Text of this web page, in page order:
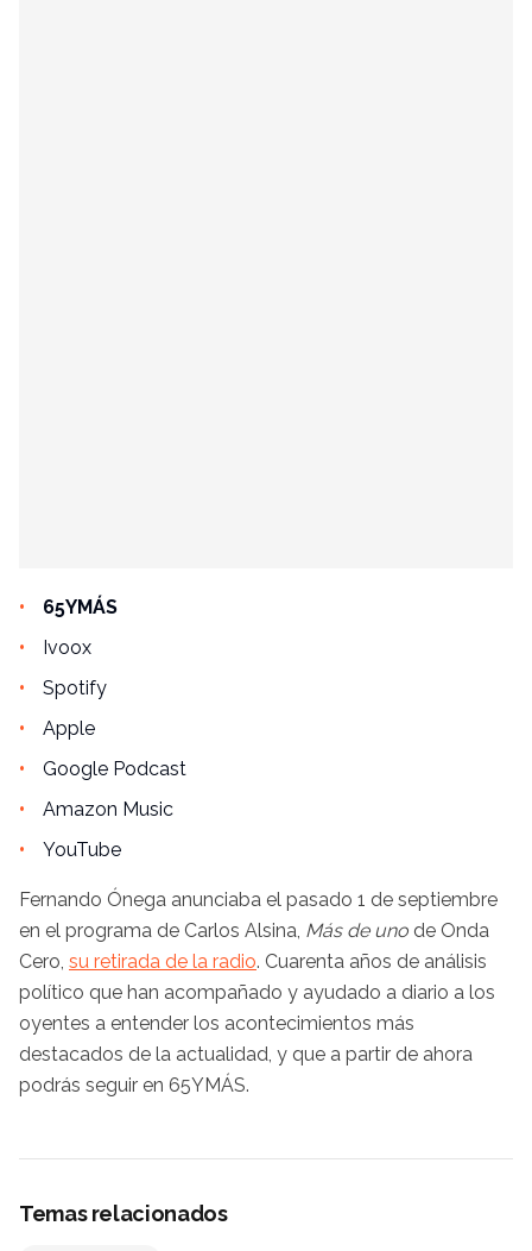
65YMÁS
Ivoox
Spotify
Apple
Google Podcast
Amazon Music
YouTube
Fernando Ónega anunciaba el pasado 1 de septiembre
en el programa de Carlos Alsina, Más de uno de Onda
Cero, su retirada de la radio. Cuarenta años de análisis
político que han acompañado y ayudado a diario a los
oyentes a entender los acontecimientos más
destacados de la actualidad, y que a partir de ahora
podrás seguir en 65YMÁS.
Temas relacionados